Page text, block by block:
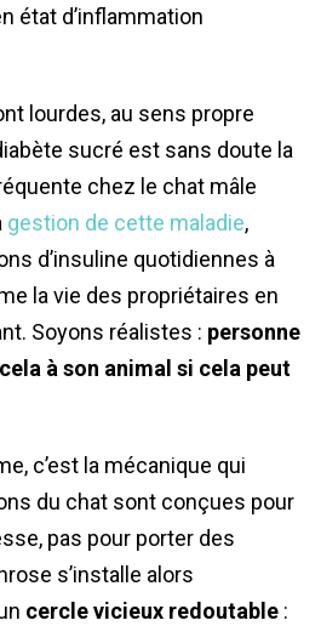
état d’inflammation
lourdes, au sens propre
sucré est sans doute la
chez le chat mâle
gestion de cette maladie,
d’insuline quotidiennes à
la vie des propriétaires en
Soyons réalistes : personne
à son animal si cela peut
c’est la mécanique qui
du chat sont conçues pour
pas pour porter des
s’installe alors
cercle vicieux redoutable :